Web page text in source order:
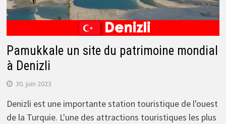
Pamukkale un site du patrimoine mondial
à Denizli
30. juin 2023
Denizli est une importante station touristique de l'ouest
de la Turquie. L'une des attractions touristiques les plus